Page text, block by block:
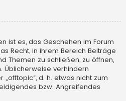
ist es, das Geschehen im Forum
Recht, in ihrem Bereich Beiträge
Themen zu schließen, zu öffnen,
Üblicherweise verhindern
d. h. etwas nicht zum
bzw. Angreifendes